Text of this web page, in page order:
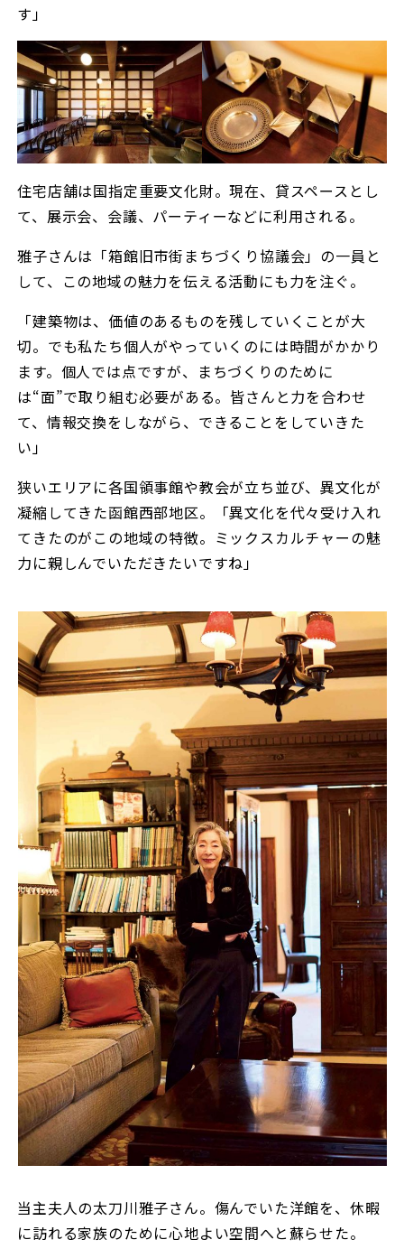
す」
住宅店舗は国指定重要文化財。現在、貸スペースとし
て、展示会、会議、パーティーなどに利用される。
雅子さんは「箱館旧市街まちづくり協議会」の一員と
して、この地域の魅力を伝える活動にも力を注ぐ。
「建築物は、価値のあるものを残していくことが大
切。でも私たち個人がやっていくのには時間がかかり
ます。個人では点ですが、まちづくりのために
は“面”で取り組む必要がある。皆さんと力を合わせ
て、情報交換をしながら、できることをしていきた
い」
狭いエリアに各国領事館や教会が立ち並び、異文化が
凝縮してきた函館西部地区。「異文化を代々受け入れ
てきたのがこの地域の特徴。ミックスカルチャーの魅
力に親しんでいただきたいですね」
当主夫人の太刀川雅子さん。傷んでいた洋館を、休暇
に訪れる家族のために心地よい空間へと蘇らせた。